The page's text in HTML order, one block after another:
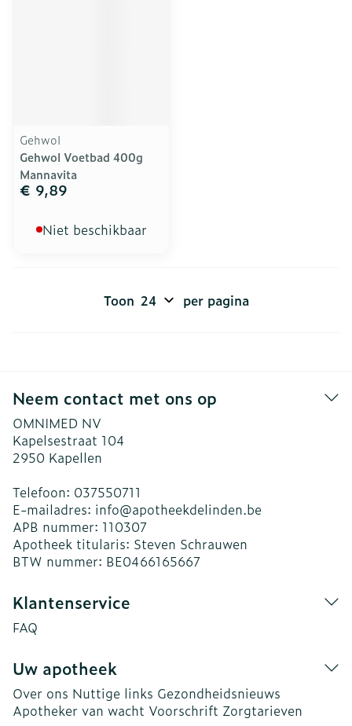
Gehwol
Gehwol Voetbad 400g
Mannavita
€ 9,89
Niet beschikbaar
Toon per pagina
Neem contact met ons op
OMNIMED NV
Kapelsestraat 104
2950 Kapellen
Telefoon: 037550711
E-mailadres: info@apotheekdelinden.be
APB nummer: 110307
Apotheek titularis: Steven Schrauwen
BTW nummer: BE0466165667
Klantenservice
FAQ
Uw apotheek
Over ons Nuttige links Gezondheidsnieuws
Apotheker van wacht Voorschrift Zorgtarieven